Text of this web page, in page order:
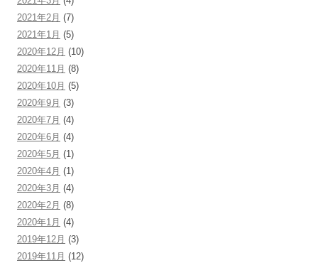
2021年2月 (7)
2021年1月 (5)
2020年12月 (10)
2020年11月 (8)
2020年10月 (5)
2020年9月 (3)
2020年7月 (4)
2020年6月 (4)
2020年5月 (1)
2020年4月 (1)
2020年3月 (4)
2020年2月 (8)
2020年1月 (4)
2019年12月 (3)
2019年11月 (12)